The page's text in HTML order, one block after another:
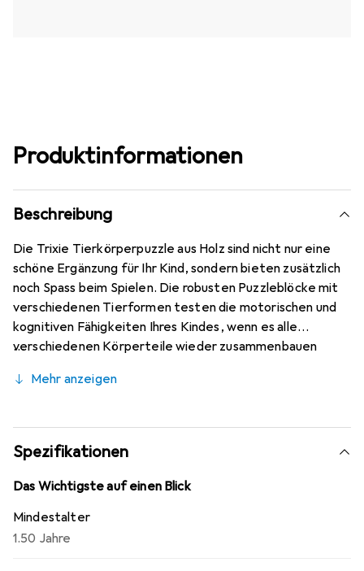
Produktinformationen
Beschreibung
Die Trixie Tierkörperpuzzle aus Holz sind nicht nur eine
schöne Ergänzung für Ihr Kind, sondern bieten zusätzlich
noch Spass beim Spielen. Die robusten Puzzleblöcke mit
verschiedenen Tierformen testen die motorischen und
kognitiven Fähigkeiten Ihres Kindes, wenn es alle
verschiedenen Körperteile wieder zusammenbauen
Puzzle besteht aus 100 % zertifiziertem Holz. Die Farben
ungiftig für Ihr Kind.
Mehr anzeigen
Spezifikationen
Das Wichtigste auf einen Blick
Mindestalter
1.50 Jahre